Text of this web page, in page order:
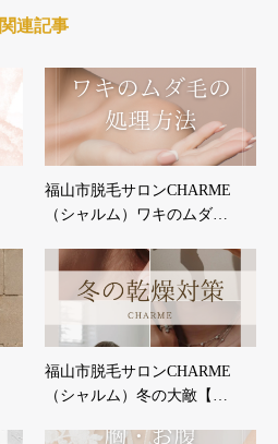
関連記事
福山市脱毛サロンCHARME
（シャルム）ワキのムダ…
福山市脱毛サロンCHARME
（シャルム）冬の大敵【…